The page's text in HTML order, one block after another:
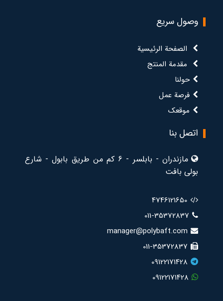
وصول سريع
الصفحة الرئیسیة
مقدمة المنتج
حولنا
فرصة عمل
موقعک
اتصل بنا
مازندران - بابلسر - 6 كم من طريق بابول - شارع
بولي بافت
4746121650
011-35372837
manager@polybaft.com
011-35372837
09122171428
09122171428